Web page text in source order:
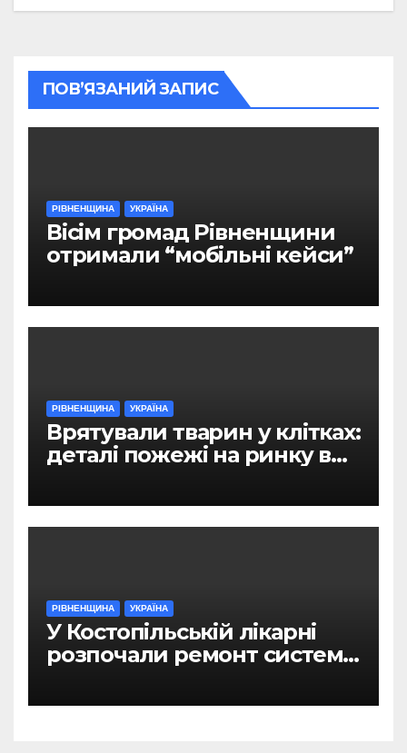
ПОВ’ЯЗАНИЙ ЗАПИС
РІВНЕНЩИНА УКРАЇНА
Вісім громад Рівненщини
отримали “мобільні кейси”
РІВНЕНЩИНА УКРАЇНА
Врятували тварин у клітках:
деталі пожежі на ринку в
РІВНЕНЩИНА УКРАЇНА
У Костопільській лікарні
розпочали ремонт системи